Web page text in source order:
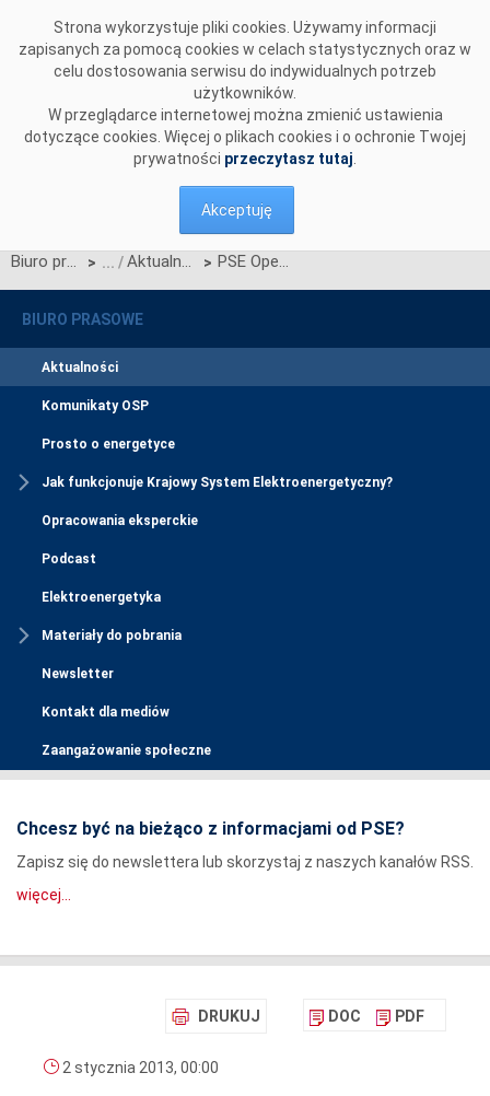
Strona wykorzystuje pliki cookies. Używamy informacji
zapisanych za pomocą cookies w celach statystycznych oraz w
celu dostosowania serwisu do indywidualnych potrzeb
użytkowników.
W przeglądarce internetowej można zmienić ustawienia
dotyczące cookies. Więcej o plikach cookies i o ochronie Twojej
prywatności przeczytasz tutaj
Akceptuję
Biuro prasowe > Aktualności > PSE Operator otrzyma dofinansowanie na budowę stacji Stanisławów
BIURO PRASOWE
Aktualności
Komunikaty OSP
Prosto o energetyce
Jak funkcjonuje Krajowy System Elektroenergetyczny?
Opracowania eksperckie
Podcast
Elektroenergetyka
Materiały do pobrania
Newsletter
Kontakt dla mediów
Zaangażowanie społeczne
Chcesz być na bieżąco z informacjami od PSE?
Zapisz się do newslettera lub skorzystaj z naszych kanałów RSS.
więcej...
DRUKUJ DOC PDF
2 stycznia 2013, 00:00